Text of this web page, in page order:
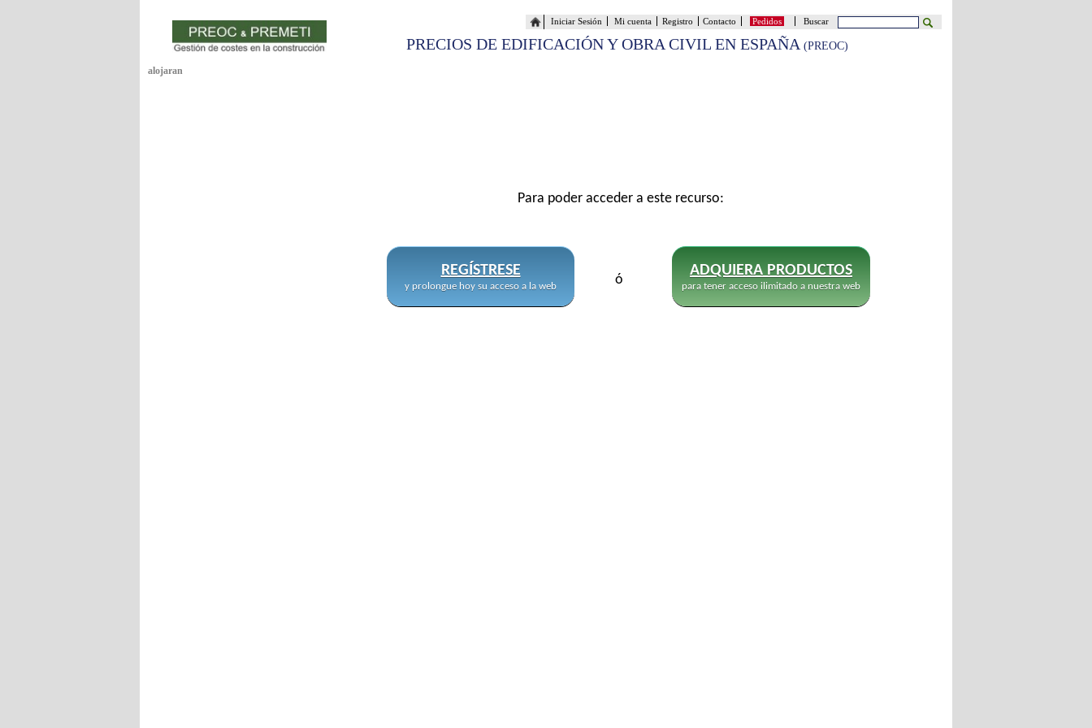
Buscar
Pedidos
Contacto
Registro
Mi cuenta
Iniciar Sesión
PRECIOS DE EDIFICACIÓN Y OBRA CIVIL EN ESPAÑA (PREOC)
alojaran
REGÍSTRESE
y prolongue hoy su acceso a la web
Para poder acceder a este recurso:
ó
ADQUIERA PRODUCTOS
para tener acceso ilimitado a nuestra web